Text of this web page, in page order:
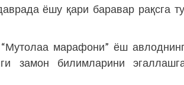
ёшу қари баравар рақсга
марафони” ёш
замон билимларини